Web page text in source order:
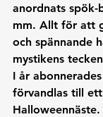
anordnats spök-
mm. Allt för att
och spännande
mystikens
I år
förvandlas till